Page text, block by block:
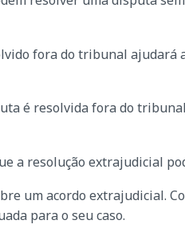
fora do tribunal ajudará
é resolvida fora do
a resolução extrajudicial
um acordo extrajudicial.
para o seu caso.